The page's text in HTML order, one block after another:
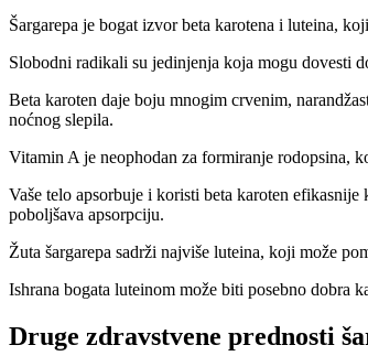
Šargarepa je bogat izvor beta karotena i luteina,
Slobodni radikali su jedinjenja koja mogu dovesti
Beta karoten daje boju mnogim crvenim,
noćnog slepila.
Vitamin A je neophodan za formiranje rodopsina,
Vaše telo apsorbuje i koristi beta karoten
poboljšava apsorpciju.
Žuta šargarepa sadrži najviše luteina, koji može
Ishrana bogata luteinom može biti posebno dobra
Druge zdravstvene prednosti